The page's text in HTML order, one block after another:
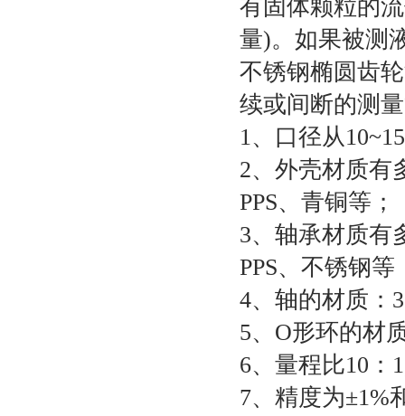
有固体颗粒的
量)。如果被测
不锈钢椭圆齿
续或间断的测
1、口径从
2、外壳材质有
PPS、青铜等；
3、轴承材质有
PPS、不锈钢等
4、轴的材质：
5、O形环的材
6、量程比10：
7、精度为±1%